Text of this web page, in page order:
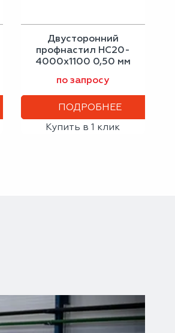
Двусторонний
профнастил НС20-
4000х1100 0,50 мм
по запросу
ПОДРОБНЕЕ
Купить в 1 клик